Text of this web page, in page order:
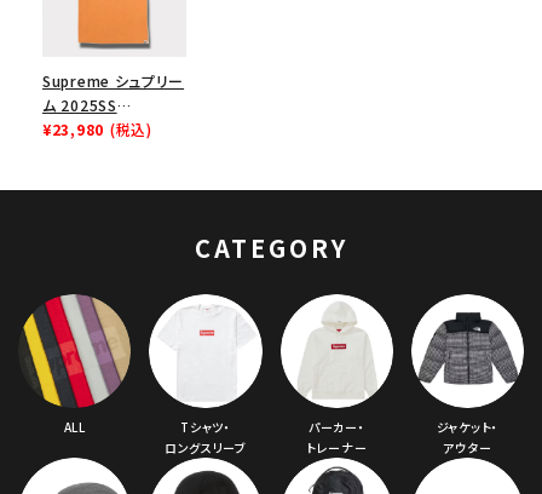
Supreme シュプリー
ム 2025SS
GOODENOUGH S/S
¥23,980 (税込)
CATEGORY
ALL
Tシャツ・
ロングスリーブ
パーカー・
トレーナー
ジャケット・
アウター